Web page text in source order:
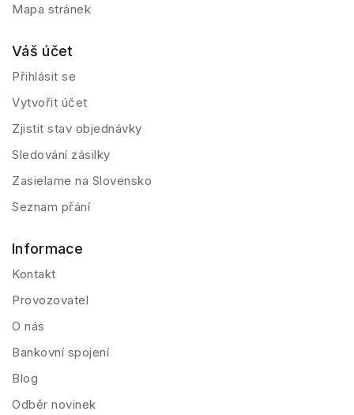
Mapa stránek
Váš účet
Přihlásit se
Vytvořit účet
Zjistit stav objednávky
Sledování zásilky
Zasielame na Slovensko
Seznam přání
Informace
Kontakt
Provozovatel
O nás
Bankovní spojení
Blog
Odběr novinek